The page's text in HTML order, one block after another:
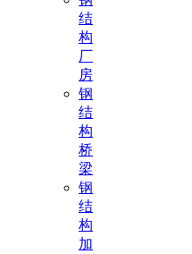
结
构
厂
房
钢
结
构
桥
梁
钢
结
构
加